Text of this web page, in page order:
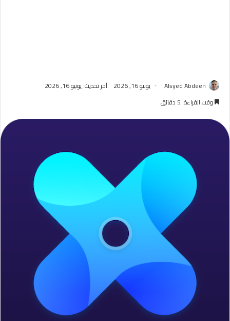
Alsyed Abdeen يونيو 16, 2026
آخر تحديث: يونيو 16, 2026
وقت القراءة: 5 دقائق